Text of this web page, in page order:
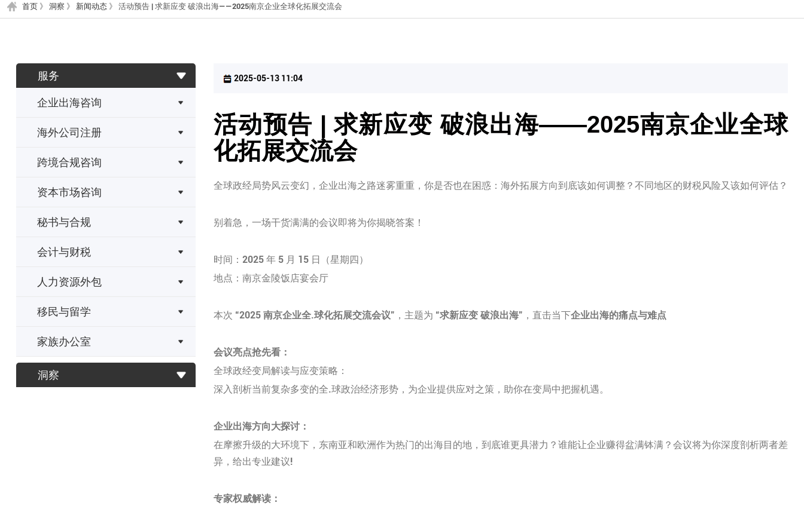
首页 》 洞察 》 新闻动态 》 活动预告 | 求新应变 破浪出海——2025南京企业全球化拓展交流会
服务
企业出海咨询
海外公司注册
跨境合规咨询
资本市场咨询
秘书与合规
会计与财税
人力资源外包
移民与留学
家族办公室
洞察
2025-05-13 11:04
活动预告 | 求新应变 破浪出海——2025南京企业全球
化拓展交流会
全球政经局势风云变幻，企业出海之路迷雾重重，你是否也在困惑：海外拓展方向到底该如何调整？不同地区的财税风险又该如何评估？
别着急，一场干货满满的会议即将为你揭晓答案！
时间：2025 年 5 月 15 日（星期四）
地点：南京金陵饭店宴会厅
本次 “2025 南京企业全.球化拓展交流会议”，主题为 “求新应变 破浪出海”，直击当下企业出海的痛点与难点
会议亮点抢先看：
全球政经变局解读与应变策略：
深入剖析当前复杂多变的全.球政治经济形势，为企业提供应对之策，助你在变局中把握机遇。
企业出海方向大探讨：
在摩擦升级的大环境下，东南亚和欧洲作为热门的出海目的地，到底谁更具潜力？谁能让企业赚得盆满钵满？会议将为你深度剖析两者差
异，给出专业建议!
专家权威解读：